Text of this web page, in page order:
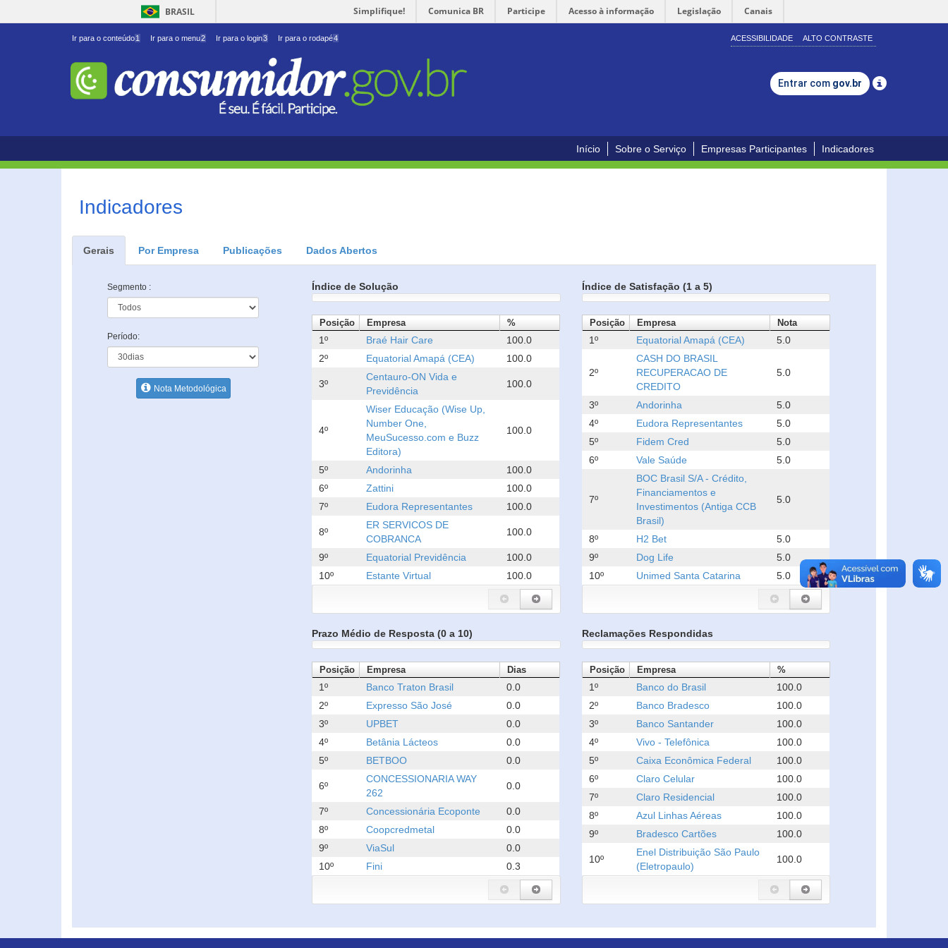
BRASIL Simplifique! Comunica BR Participe Acesso à informação Legislação Canais
Ir para o conteúdo1 Ir para o menu2 Ir para o login3 Ir para o rodapé4 ACESSIBILIDADE ALTO CONTRASTE
Entrar com gov.br
Início Sobre o Serviço Empresas Participantes Indicadores
Indicadores
Gerais Por Empresa Publicações Dados Abertos
Segmento :
Período:
Nota Metodológica
Índice de Solução
Posição Empresa %
1º Braé Hair Care
100.0
2º
Equatorial Amapá (CEA) 100.0
3º
Centauro-ON Vida e
Previdência
100.0
4º
Wiser Educação (Wise Up,
Number One,
MeuSucesso.com e Buzz
Editora)
100.0
5º Andorinha
100.0
6º
Zattini
100.0
7º
Eudora Representantes 100.0
8º
ER SERVICOS DE
COBRANCA
100.0
9º Equatorial Previdência
100.0
10º
Estante Virtual 100.0
Índice de Satisfação (1 a 5)
Posição Empresa Nota
1º Equatorial Amapá (CEA) 5.0
2º
CASH DO BRASIL
RECUPERACAO DE
CREDITO
5.0
3º Andorinha
5.0
4º
Eudora Representantes
5.0
5º
Fidem Cred
5.0
6º
Vale Saúde 5.0
7º
BOC Brasil S/A - Crédito,
Financiamentos e
Investimentos (Antiga CCB
Brasil)
5.0
8º H2 Bet
5.0
9º
Dog Life
5.0
10º
Unimed Santa Catarina 5.0
Prazo Médio de Resposta (0 a 10)
Posição Empresa Dias
1º Banco Traton Brasil
0.0
2º
Expresso São José
0.0
3º
UPBET
0.0
4º
Betânia Lácteos
0.0
5º
BETBOO 0.0
6º
CONCESSIONARIA WAY
262
0.0
7º Concessionária Ecoponte
0.0
8º
Coopcredmetal
0.0
9º
ViaSul
0.0
10º
Fini 0.3
Reclamações Respondidas
Posição Empresa %
1º Banco do Brasil
100.0
2º
Banco Bradesco
100.0
3º
Banco Santander
100.0
4º
Vivo - Telefônica
100.0
5º
Caixa Econômica Federal
100.0
6º
Claro Celular
100.0
7º
Claro Residencial
100.0
8º
Azul Linhas Aéreas
100.0
9º
Bradesco Cartões 100.0
10º
Enel Distribuição São Paulo
(Eletropaulo)
100.0